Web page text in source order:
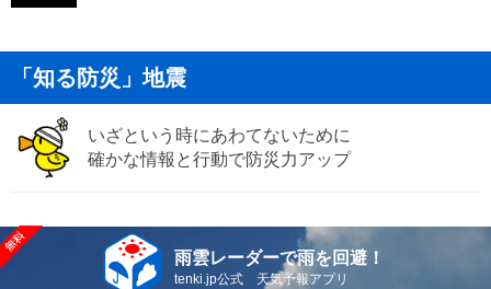
「知る防災」地震
いざという時にあわてないために
確かな情報と行動で防災力アップ
雨雲レーダーで雨を回避！
tenki.jp公式 天気予報アプリ